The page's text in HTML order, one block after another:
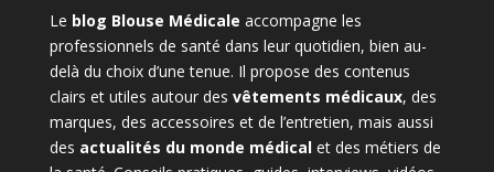
Le blog Blouse Médicale accompagne les
professionnels de santé dans leur quotidien, bien au-
delà du choix d’une tenue. Il propose des contenus
clairs et utiles autour des vêtements médicaux, des
marques, des accessoires et de l’entretien, mais aussi
des actualités du monde médicalet des métiers de